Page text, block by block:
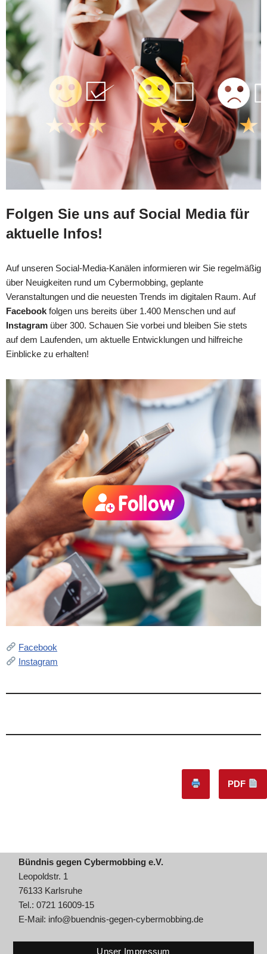
Folgen Sie uns auf Social Media für
aktuelle Infos!
Auf unseren Social-Media-Kanälen informieren wir Sie regelmäßig
über Neuigkeiten rund um Cybermobbing, geplante
Veranstaltungen und die neuesten Trends im digitalen Raum. Auf
Facebook folgen uns bereits über 1.400 Menschen und auf
Instagram über 300. Schauen Sie vorbei und bleiben Sie stets
auf dem Laufenden, um aktuelle Entwicklungen und hilfreiche
Einblicke zu erhalten!
Facebook
Instagram
PDF
Bündnis gegen Cybermobbing e.V.
Leopoldstr. 1
76133 Karlsruhe
Tel.: 0721 16009-15
E-Mail: info@buendnis-gegen-cybermobbing.de
Unser Impressum